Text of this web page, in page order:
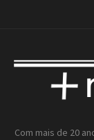
Com mais de 20